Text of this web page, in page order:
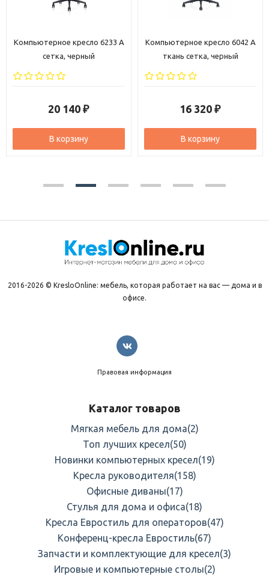
Компьютерное кресло 6233 A
сетка, черный
20 140 ₽
В корзину
Компьютерное кресло 6042 A
ткань сетка, черный
16 320 ₽
В корзину
2016-2026 © KresloOnline: мебель, которая работает на вас — дома и в
офисе.
Правовая информация
Каталог товаров
Мягкая мебель для дома(2)
Топ лучших кресел(50)
Новинки компьютерных кресел(19)
Кресла руководителя(158)
Офисные диваны(17)
Стулья для дома и офиса(18)
Кресла Евростиль для операторов(47)
Конференц-кресла Евростиль(67)
Запчасти и комплектующие для кресел(3)
Игровые и компьютерные столы(2)